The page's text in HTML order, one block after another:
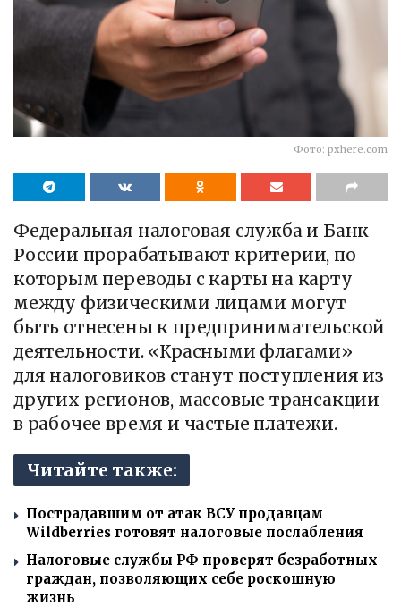
Фото: pxhere.com
Федеральная налоговая служба и Банк
России прорабатывают критерии, по
которым переводы с карты на карту
между физическими лицами могут
быть отнесены к предпринимательской
деятельности. «Красными флагами»
для налоговиков станут поступления из
других регионов, массовые трансакции
в рабочее время и частые платежи.
Читайте также:
Пострадавшим от атак ВСУ продавцам
Wildberries готовят налоговые послабления
Налоговые службы РФ проверят безработных
граждан, позволяющих себе роскошную
жизнь